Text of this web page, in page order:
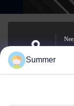
Adres
Summer